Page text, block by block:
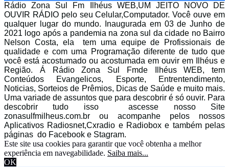
Rádio Zona Sul Fm Ilhéus WEB,UM JEITO NOVO DE
OUVIR RÁDIO pelo seu Celular,Computador. Você ouve em
qualquer lugar do mundo. Inaugurada em 03 de Junho de
2021 logo após a pandemia na zona sul da cidade no Bairro
Nelson Costa, ela tem uma equipe de Profissionais de
qualidade e com uma Programação diferente de tudo que
você está acostumado ou acostumada em ouvir em Ilhéus e
Região. Á Rádio Zona Sul Fmde Ilhéus WEB, tem
Conteúdos Evangelicos, Esporte, Entrentendimento,
Noticias, Sorteios de Prêmios, Dicas de Saúde e muito mais.
Uma variade de assuntos que para descobrir é só ouvir. Para
descobrir tudo isso ascesse nosso Site
zonasulfmilheus.com.br ou acompanhe pelos nossos
Aplicativos Radiosnet,Cxradio e Radiobox e também pelas
páginas do Facebook e Stagram.
Este site usa cookies para garantir que você obtenha a melhor
experiência em navegabilidade. Saiba mais...
OK